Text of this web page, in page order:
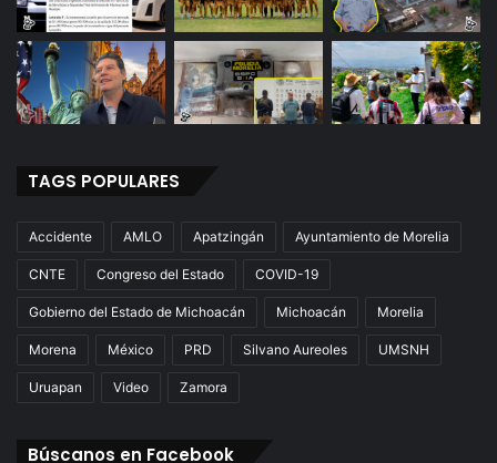
TAGS POPULARES
Accidente AMLO Apatzingán Ayuntamiento de Morelia
CNTE Congreso del Estado COVID-19
Gobierno del Estado de Michoacán Michoacán Morelia
Morena México PRD Silvano Aureoles UMSNH
Uruapan Video Zamora
Búscanos en Facebook